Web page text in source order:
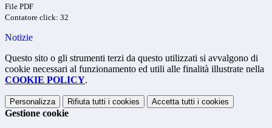
File PDF
Contatore click: 32
Notizie
Questo sito o gli strumenti terzi da questo utilizzati si avvalgono di
cookie necessari al funzionamento ed utili alle finalità illustrate nella
COOKIE POLICY.
Personalizza Rifiuta tutti i cookies Accetta tutti i cookies
Gestione cookie